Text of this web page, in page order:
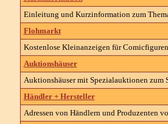
Einleitung und Kurzinformation zum
Flohmarkt
Kostenlose Kleinanzeigen für
Auktionshäuser
Auktionshäuser mit Spezialauktionen zum
Händler + Hersteller
Adressen von Händlern und Produzenten